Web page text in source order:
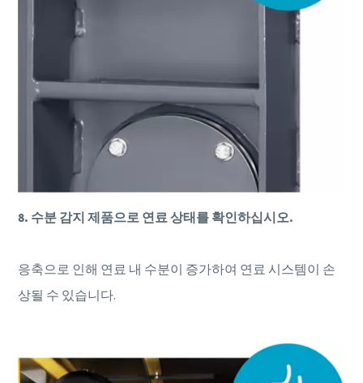
8. 수분 감지 제품으로 연료 상태를 확인하십시오.
응축으로 인해 연료 내 수분이 증가하여 연료 시스템이 손
상될 수 있습니다.